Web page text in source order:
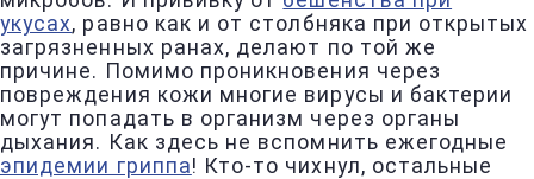
укусах, равно как и от столбняка при открытых
загрязненных ранах, делают по той же
причине. Помимо проникновения через
повреждения кожи многие вирусы и бактерии
могут попадать в организм через органы
дыхания. Как здесь не вспомнить ежегодные
эпидемии гриппа! Кто-то чихнул, остальные